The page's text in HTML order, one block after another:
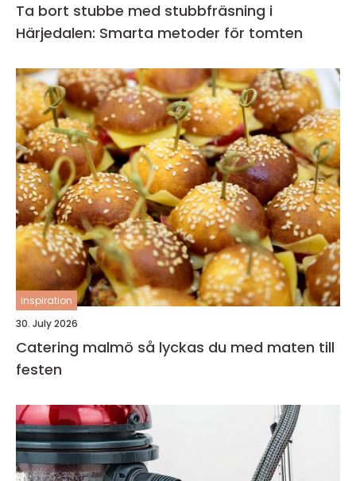
Ta bort stubbe med stubbfräsning i
Härjedalen: Smarta metoder för tomten
inspiration
30. July 2026
Catering malmö så lyckas du med maten till
festen